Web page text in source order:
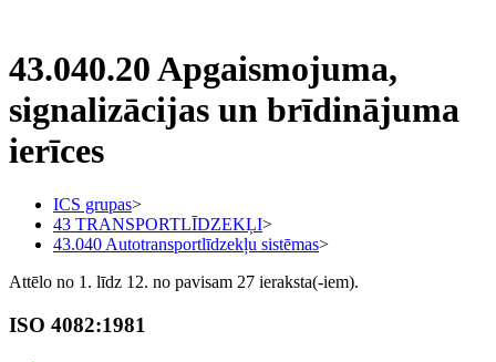
43.040.20 Apgaismojuma,
signalizācijas un brīdinājuma
ierīces
ICS grupas>
43 TRANSPORTLĪDZEKĻI>
43.040 Autotransportlīdzekļu sistēmas>
Attēlo no 1. līdz 12. no pavisam 27 ieraksta(-iem).
ISO 4082:1981